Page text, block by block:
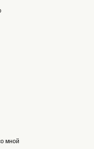
мной
специалист